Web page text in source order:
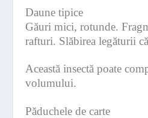
Daune tipice
Găuri mici, rotunde.
rafturi. Slăbirea legăturii
Această insectă poate
volumului.
Păduchele de carte